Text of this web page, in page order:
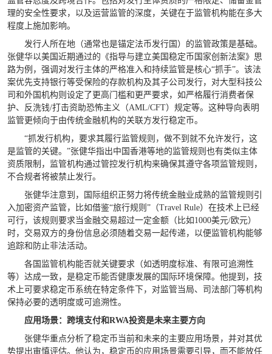
理的安全性要求，以及运营监管的深度，关键在于监管机构能在多大
程度上施加影响。
发行人所在地（通常也是锚定法币发行国）的监管政策是基础。
张健华以美国近期通过的《指导与建立美国稳定币国家创新法案》思
路为例，强调对发行主体的严格准入和持续监管是核心“抓手”。该法
案优先支持银行等受保险的存款机构及其子公司发行，对大型科技公
司和外国机构则设定了更高门槛和更严要求，如严格履行消费者保
护、反洗钱/打击资助恐怖主义（AML/CFT）规定等。这种导向表明
监管更倾向于由传统金融机构的关联方发行稳定币。
“抓发行机构，要求其履行监管规则，做不到就不允许发行，这
是监管的关键。”张健华指出中国香港等地的监管规则也有类似主体
资质限制，监管机构通过管控发行机构来确保其遵守各项监管规则，
不合规者将被禁止发行。
张健华注意到，国际组织正努力将传统金融业成熟的监管规则引
入加密资产监管，比如借鉴“旅行规则”（Travel Rule）在技术上已经
可行，该规则要求当金融交易超过一定金额（比如1000美元/欧元）
时，交易双方的身份信息必须随着交易一起传递，以便监管机构能够
追踪和防止非法活动。
各国监管机构能否就关键要求（如透明度标准、有限可追溯性
等）达成一致，是稳定币能否健康发展的国际环境保障。他提到，技
术上可要求稳定币系统在特定条件下，对监管当局、司法部门等机构
保持必要的透明度或可追溯性。
应用场景：跨境支付和RWA投资是未来主要方向
张健华重点分析了稳定币当前和未来的主要应用场景，并对其优
势提出审慎评估。他认为，稳定币的应用场景需要引导，而不能放任